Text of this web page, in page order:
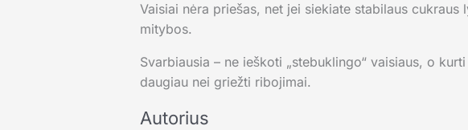
Vaisiai nėra priešas, net jei siekiate stabilaus
mitybos.
Svarbiausia – ne ieškoti „stebuklingo“ vaisiaus, o
daugiau nei griežti ribojimai.
Autorius